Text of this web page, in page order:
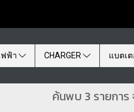
ฟ้า CHARGER แบตเต
ค้นพบ 3 รายการ